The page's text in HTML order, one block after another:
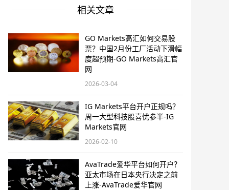
相关文章
GO Markets高汇如何交易股
票？中国2月份工厂活动下滑幅
度超预期-GO Markets高汇官
网
2026-03-04
IG Markets平台开户正规吗？
周一大型科技股喜忧参半-IG
Markets官网
2026-02-10
AvaTrade爱华平台如何开户？
亚太市场在日本央行决定之前
上涨-AvaTrade爱华官网